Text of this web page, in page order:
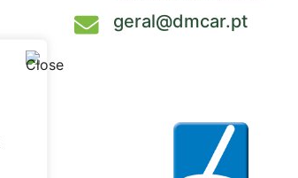
geral@dmcar.pt